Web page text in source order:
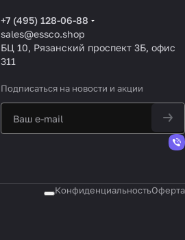
+7 (495) 128-06-88
sales@essco.shop
БЦ 10, Рязанский проспект 3Б, офис
311
Подписаться на новости и акции
КонфиденциальностьОферта